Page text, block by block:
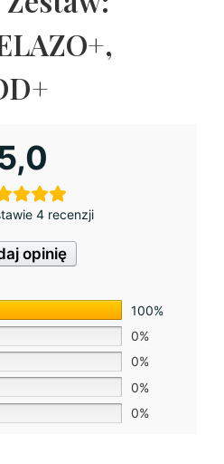
4 recenzji
opinię
100%
0%
0%
0%
0%